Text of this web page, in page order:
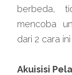
berbeda,
mencoba
dari 2 cara
Akuisisi